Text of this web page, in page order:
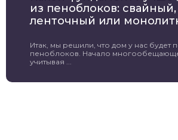
из пеноблоков: свайный,
ленточный или
Итак, мы решили, что дом у нас будет
пеноблоков. Начало
учитывая ...